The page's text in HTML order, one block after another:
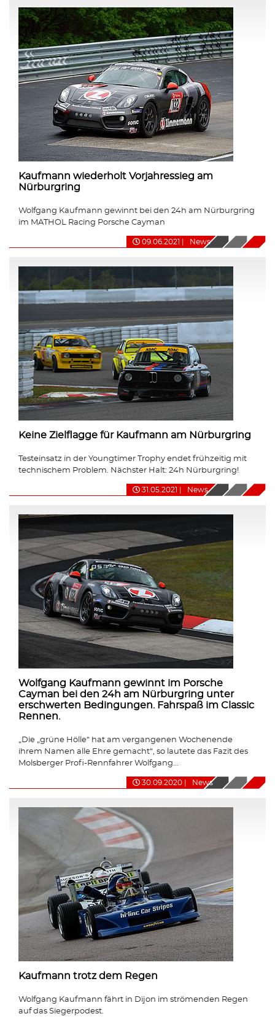
Kaufmann wiederholt Vorjahressieg am
Nürburgring
Wolfgang Kaufmann gewinnt bei den 24h am Nürburgring
im MATHOL Racing Porsche Cayman
09.06.2021 News
Keine Zielflagge für Kaufmann am Nürburgring
Testeinsatz in der Youngtimer Trophy endet frühzeitig mit
technischem Problem. Nächster Halt: 24h Nürburgring!
31.05.2021 News
Wolfgang Kaufmann gewinnt im Porsche
Cayman bei den 24h am Nürburgring unter
erschwerten Bedingungen. Fahrspaß im Classic
Rennen.
„Die „grüne Hölle“ hat am vergangenen Wochenende
ihrem Namen alle Ehre gemacht“, so lautete das Fazit des
Molsberger Profi-Rennfahrer Wolfgang...
30.09.2020 News
Kaufmann trotz dem Regen
Wolfgang Kaufmann fährt in Dijon im strömenden Regen
auf das Siegerpodest.